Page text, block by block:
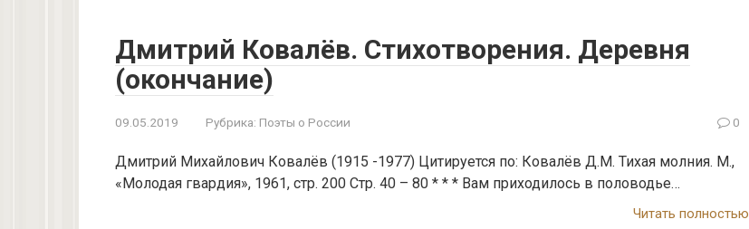
Дмитрий Ковалёв. Стихотворения. Деревня
(окончание)
09.05.2019 Рубрика: Поэты о России 0
Дмитрий Михайлович Ковалёв (1915 -1977) Цитируется по: Ковалёв Д.М. Тихая молния. М.,
«Молодая гвардия», 1961, стр. 200 Стр. 40 – 80 * * * Вам приходилось в половодье…
Читать полностью